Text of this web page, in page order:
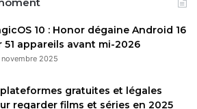
sur YouTube].
via Google News
10 : Honor dégaine Android 16
51 appareils avant mi-2026
2025
plateformes gratuites et légales
regarder films et séries en 2025